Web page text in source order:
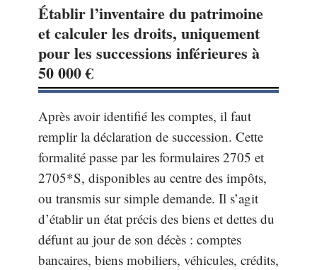
Établir l’inventaire du patrimoine
et calculer les droits, uniquement
pour les successions inférieures à
50 000 €
Après avoir identifié les comptes, il faut
remplir la déclaration de succession. Cette
formalité passe par les formulaires 2705 et
2705*S, disponibles au centre des impôts,
ou transmis sur simple demande. Il s’agit
d’établir un état précis des biens et dettes du
défunt au jour de son décès : comptes
bancaires, biens mobiliers, véhicules, crédits,